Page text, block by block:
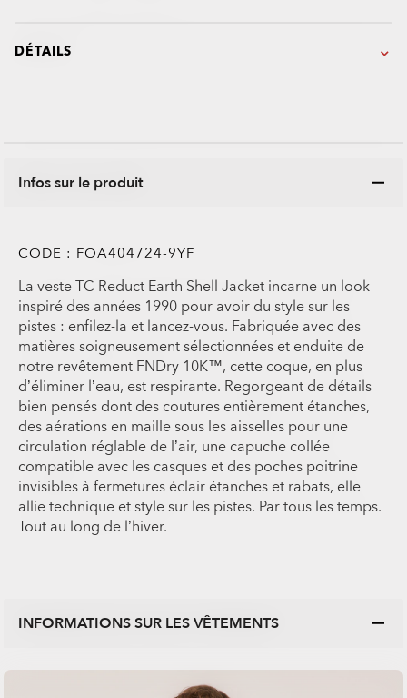
DÉTAILS
Infos sur le produit
CODE : FOA404724-9YF
La veste TC Reduct Earth Shell Jacket incarne un look
inspiré des années 1990 pour avoir du style sur les
pistes : enfilez-la et lancez-vous. Fabriquée avec des
matières soigneusement sélectionnées et enduite de
notre revêtement FNDry 10K™, cette coque, en plus
d’éliminer l’eau, est respirante. Regorgeant de détails
bien pensés dont des coutures entièrement étanches,
des aérations en maille sous les aisselles pour une
circulation réglable de l’air, une capuche collée
compatible avec les casques et des poches poitrine
invisibles à fermetures éclair étanches et rabats, elle
allie technique et style sur les pistes. Par tous les temps.
Tout au long de l’hiver.
INFORMATIONS SUR LES VÊTEMENTS